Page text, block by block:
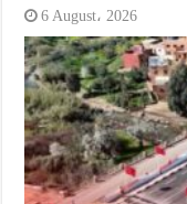
6 August، 2026